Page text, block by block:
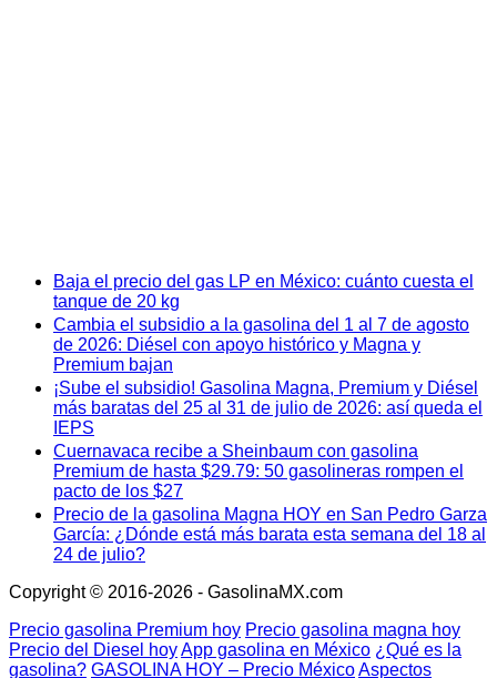
Baja el precio del gas LP en México: cuánto cuesta el
tanque de 20 kg
Cambia el subsidio a la gasolina del 1 al 7 de agosto
de 2026: Diésel con apoyo histórico y Magna y
Premium bajan
¡Sube el subsidio! Gasolina Magna, Premium y Diésel
más baratas del 25 al 31 de julio de 2026: así queda el
IEPS
Cuernavaca recibe a Sheinbaum con gasolina
Premium de hasta $29.79: 50 gasolineras rompen el
pacto de los $27
Precio de la gasolina Magna HOY en San Pedro Garza
García: ¿Dónde está más barata esta semana del 18 al
24 de julio?
Copyright © 2016-2026 - GasolinaMX.com
Precio gasolina Premium hoy Precio gasolina magna hoy
Precio del Diesel hoyApp gasolina en México ¿Qué es la
gasolina? GASOLINA HOY – Precio MéxicoAspectos